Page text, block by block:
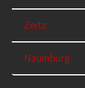
Zeitz
Naumburg